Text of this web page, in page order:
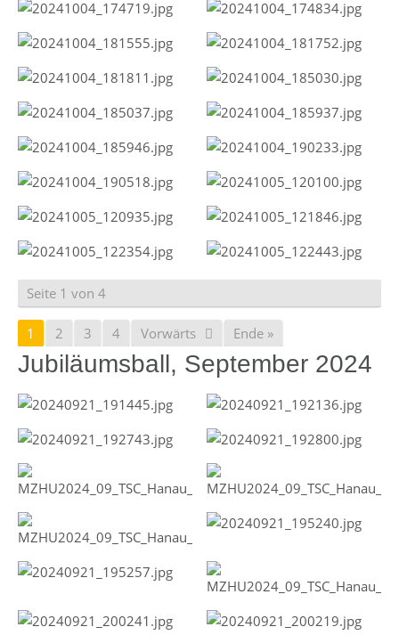
Seite 1 von 4
1 2 3 4 Vorwärts Ende »
Jubiläumsball, September 2024